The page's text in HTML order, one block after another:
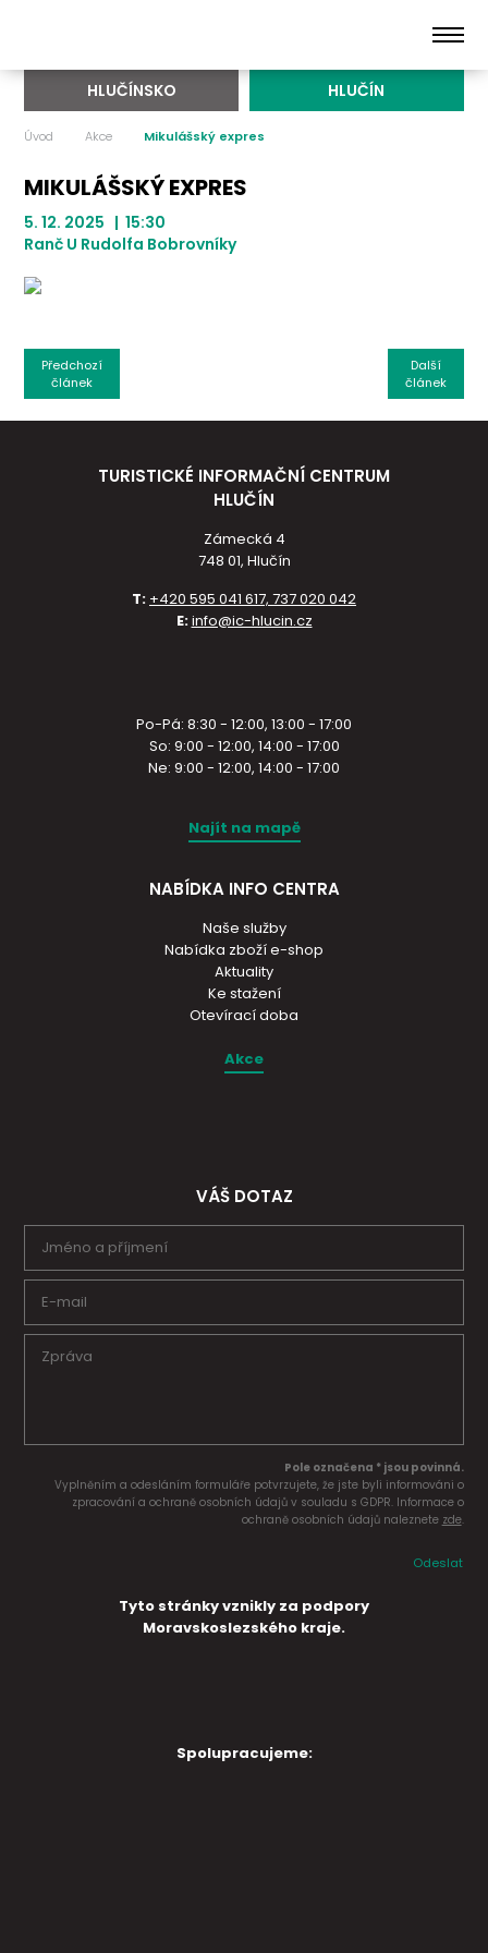
HLUČÍNSKO HLUČÍN
Úvod Akce Mikulášský expres
MIKULÁŠSKÝ EXPRES
5. 12. 2025 | 15:30
Ranč U Rudolfa Bobrovníky
Další
článek
Předchozí
článek
TURISTICKÉ INFORMAČNÍ CENTRUM
HLUČÍN
Zámecká 4
748 01, Hlučín
T: +420 595 041 617, 737 020 042
E:info@ic-hlucin.cz
Po-Pá: 8:30 - 12:00, 13:00 - 17:00
So: 9:00 - 12:00, 14:00 - 17:00
Ne: 9:00 - 12:00, 14:00 - 17:00
Najít na mapě
NABÍDKA INFO CENTRA
Naše služby
Nabídka zboží e-shop
Aktuality
Ke stažení
Otevírací doba
Akce
VÁŠ DOTAZ
Pole označena * jsou povinná.
Vyplněním a odesláním formuláře potvrzujete, že jste byli informováni o
zpracování a ochraně osobních údajů v souladu s GDPR. Informace o
ochraně osobních údajů naleznete zde.
Odeslat
Tyto stránky vznikly za podpory
Moravskoslezského kraje.
Spolupracujeme: